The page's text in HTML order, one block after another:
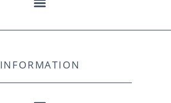
INFORMATION